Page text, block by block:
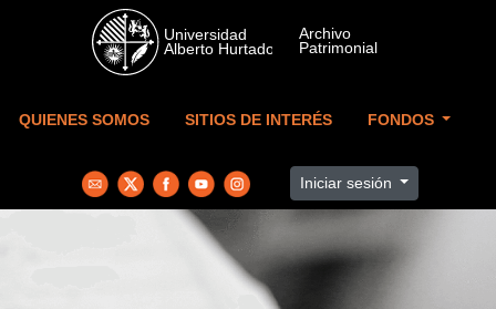
Skip to main content
QUIENES SOMOS SITIOS DE INTERÉS FONDOS
Iniciar sesión